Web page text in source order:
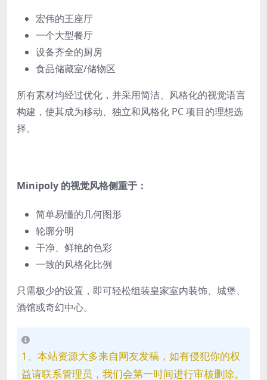
宏伟的王座厅
一个大型餐厅
设备齐全的厨房
食品储藏室/储物区
所有素材均经过优化，并采用简洁、风格化的视觉语言
构建，使其成为移动、独立和风格化 PC 项目的理想选
择。
Minipoly 的视觉风格侧重于：
简单易懂的几何图形
轮廓分明
干净、鲜艳的色彩
一致的风格化比例
只需极少的设置，即可轻松组装皇家室内装饰、城堡、
酒馆或奇幻中心。
1、本站资源大多来自网友发稿，如有侵犯你的权
益请联系管理员，我们会第一时间进行审核删除。